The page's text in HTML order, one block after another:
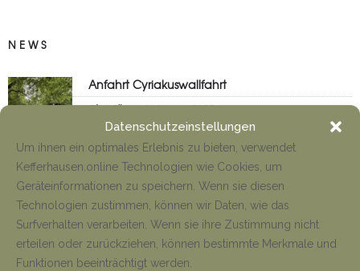
Datenschutzeinstellungen
Um ihnen ein optimales Erlebnis zu bieten, verwendet
Kefferhausen.online Technologien wie Cookies, um
Geräteinformationen zu speichern. Wenn sie diesen
Technologien zustimmen, können wir Daten, wie das
Surfverhalten verarbeiten. Wenn sie ihre Zustimmung nicht
erteilen oder zurückziehen, können bestimmte Merkmale und
Funktionen beeinträchtigt werden.
NEWS
Anfahrt Cyriakuswallfahrt
Tino Jäger 1. August 2026
Neueröffnung Gaststätte
Gottesdienste und Vermeldungen